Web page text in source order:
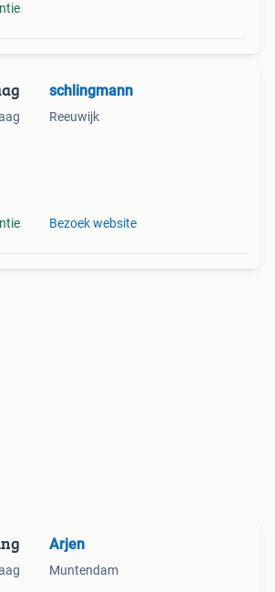
schlingmann
Reeuwijk
Bezoek website
Arjen
Muntendam